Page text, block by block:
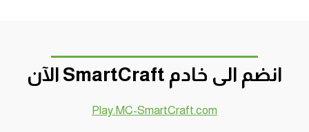
انضم الى خادم SmartCraft الآن
Play.MC-SmartCraft.com